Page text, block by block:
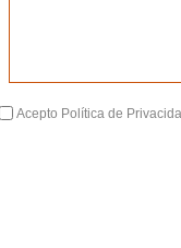
Acepto Política de